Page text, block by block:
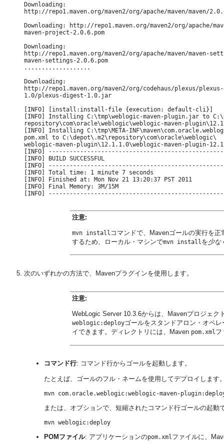
Downloading:
http://repo1.maven.org/maven2/org/apache/maven/maven/
Downloading: http://repo1.maven.org/maven2/org/apache/
maven-project-2.0.6.pom
Downloading:
http://repo1.maven.org/maven2/org/apache/maven/maven-
maven-settings-2.0.6.pom
...................
Downloading:
http://repo1.maven.org/maven2/org/codehaus/plexus/
1.0/plexus-digest-1.0.jar
[INFO] [install:install-file {execution: default-cli}]
[INFO] Installing C:\tmp\weblogic-maven-plugin.jar to
repository\com\oracle\weblogic\weblogic-maven-
[INFO] Installing C:\tmp\META-
pom.xml to C:\depot\.m2\repository\com\oracle\weblogic\
weblogic-maven-plugin\12.1.1.0\weblogic-maven-plugin-
[INFO]
[INFO] BUILD SUCCESSFUL
[INFO]
[INFO] Total time: 1 minute 7 seconds
[INFO] Finished at: Mon Nov 21 13:20:37 PST 2011
[INFO] Final Memory: 3M/15M
注意:
mvn install コマンドで、Mavenゴールの実行を
するため、ローカル・マシンでmvn installを 少な
次のいずれかの方法で、Mavenプラグインを使用します。
注意:
WebLogic Server 10.3.6からは、Mavenプロジェク
weblogic:deployゴールをスタンドアロン・オペ
イできます。ディレクトリには、Maven pom.xmlフ
コマンド行: コマンド行からゴールを起動します。
たとえば、ゴールのフル・ネームを使用してデプロイします
または、オプションで、短縮されたコマンド行ゴールの起動
POMファイル: アプリケーションのpom.xmlファイルに、